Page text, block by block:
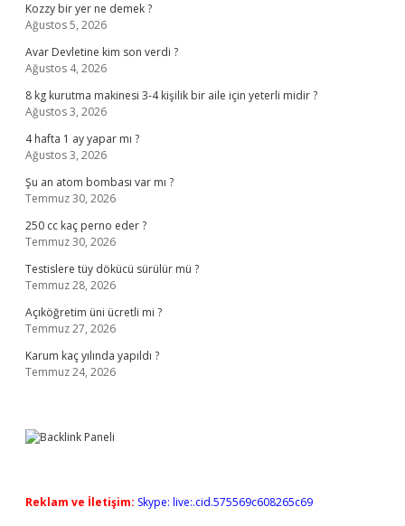
Kozzy bir yer ne demek ?
Ağustos 5, 2026
Avar Devletine kim son verdi ?
Ağustos 4, 2026
8 kg kurutma makinesi 3-4 kişilik bir aile için yeterli midir ?
Ağustos 3, 2026
4 hafta 1 ay yapar mı ?
Ağustos 3, 2026
Şu an atom bombası var mı ?
Temmuz 30, 2026
250 cc kaç perno eder ?
Temmuz 30, 2026
Testislere tüy dökücü sürülür mü ?
Temmuz 28, 2026
Açıköğretim üni ücretli mi ?
Temmuz 27, 2026
Karum kaç yılında yapıldı ?
Temmuz 24, 2026
Reklam ve İletişim: Skype: live:.cid.575569c608265c69